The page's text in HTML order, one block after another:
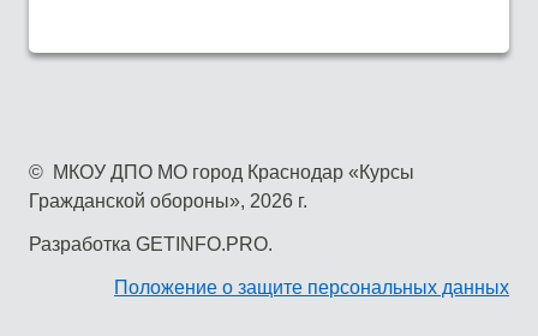
© МКОУ ДПО МО город Краснодар «Курсы
Гражданской обороны», 2026 г.
Разработка GETINFO.PRO.
Положение о защите персональных данных